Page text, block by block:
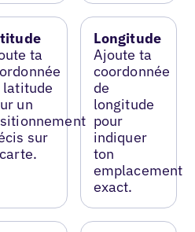
ta
latitude
un
sur
Longitude
Ajoute ta
coordonnée
de
longitude
pour
indiquer
ton
emplacement
exact.